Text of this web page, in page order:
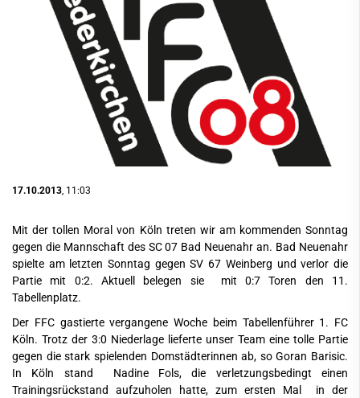
17.10.2013 , 11:03
Mit der tollen Moral von Köln treten wir am kommenden Sonntag
gegen die Mannschaft des SC 07 Bad Neuenahr an. Bad Neuenahr
spielte am letzten Sonntag gegen SV 67 Weinberg und verlor die
Partie mit 0:2. Aktuell belegen sie mit 0:7 Toren den 11.
Tabellenplatz.
Der FFC gastierte vergangene Woche beim Tabellenführer 1. FC
Köln. Trotz der 3:0 Niederlage lieferte unser Team eine tolle Partie
gegen die stark spielenden Domstädterinnen ab, so Goran Barisic.
In Köln stand Nadine Fols, die verletzungsbedingt einen
Trainingsrückstand aufzuholen hatte, zum ersten Mal in der